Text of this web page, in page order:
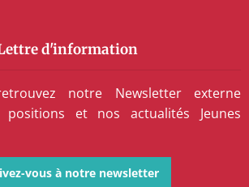
d'information
notre Newsletter externe
et nos actualités Jeunes
vous à notre newsletter